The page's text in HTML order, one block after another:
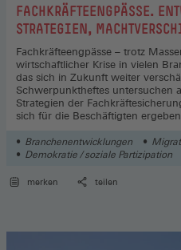
:FACHKRÄFTEENGPÄSSE.
STRATEGIEN,
Fachkräfteengpässe – trotz
wirtschaftlicher Krise in vielen
das sich in Zukunft weiter
Schwerpunktheftes untersuchen
Strategien der
sich für die Beschäftigten
Branchenentwicklungen
Demokratie / soziale Partizipation
merken teilen